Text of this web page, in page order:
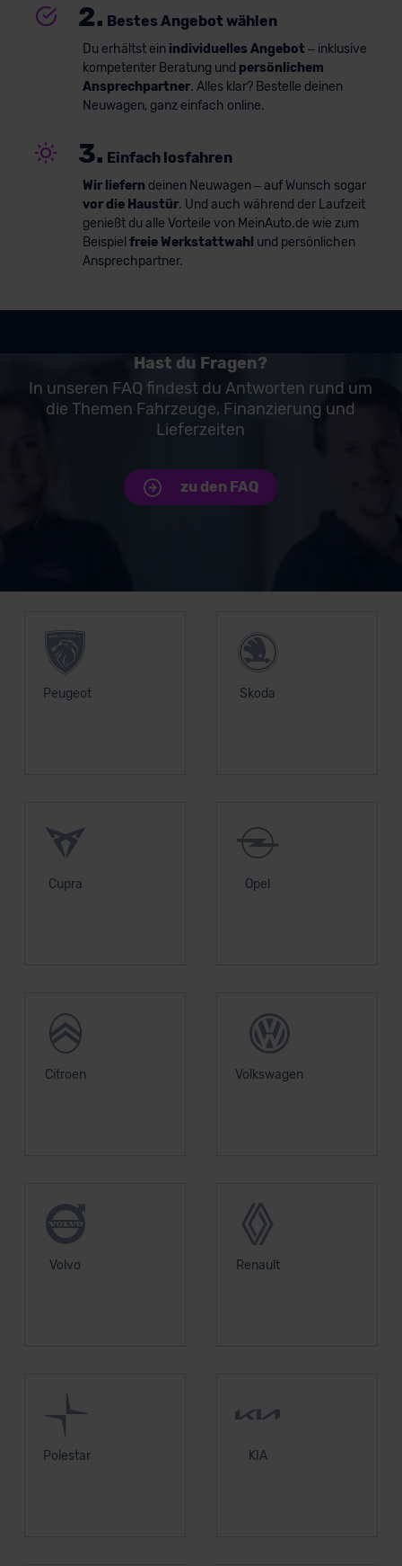
2. Bestes Angebot wählen
Du erhältst ein individuelles Angebot – inklusive
kompetenter Beratung und persönlichem
Ansprechpartner. Alles klar? Bestelle deinen
Neuwagen, ganz einfach online.
3. Einfach losfahren
Wir liefern deinen Neuwagen – auf Wunsch sogar
vor die Haustür. Und auch während der Laufzeit
genießt du alle Vorteile von MeinAuto.de wie zum
Beispiel freie Werkstattwahl und persönlichen
Ansprechpartner.
Hast du Fragen?
In unseren FAQ findest du Antworten rund um
die Themen Fahrzeuge, Finanzierung und
Lieferzeiten
zu den FAQ
Peugeot Skoda
Cupra Opel
Citroen Volkswagen
Volvo Renault
Polestar KIA